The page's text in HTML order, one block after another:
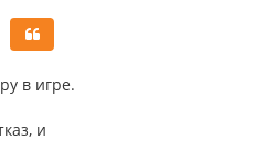
в игре.
и